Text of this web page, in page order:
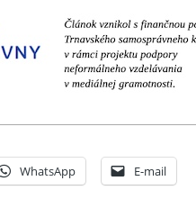
WhatsApp E-mail